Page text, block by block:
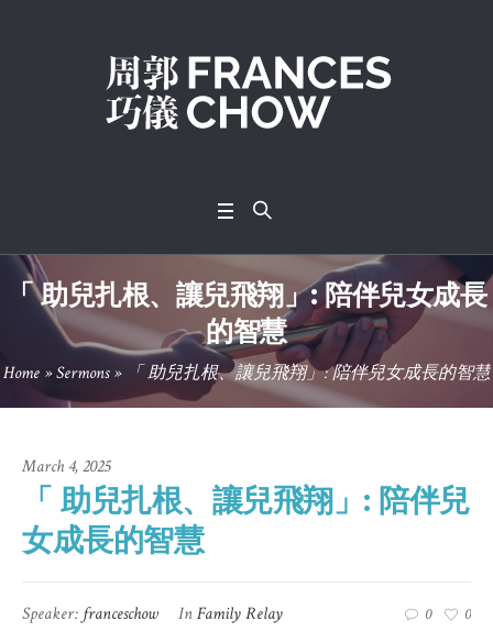
「 助兒扎根、讓兒飛翔」: 陪伴兒女成長
的智慧
Home»Sermons» 「 助兒扎根、讓兒飛翔」: 陪伴兒女成長的智慧
March 4, 2025
「 助兒扎根、讓兒飛翔」: 陪伴兒
女成長的智慧
Speaker: franceschow InFamily Relay 0 0